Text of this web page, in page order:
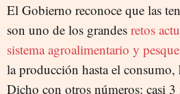
El Gobierno reconoce que las
son uno de los grandes retos
sistema agroalimentario y
la producción hasta el consumo,
Dicho con otros números: casi